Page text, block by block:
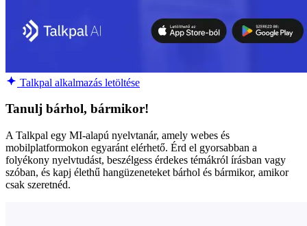
Talkpal alkalmazás letöltése
Tanulj bárhol, bármikor!
A Talkpal egy MI-alapú nyelvtanár, amely webes és
mobilplatformokon egyaránt elérhető. Érd el gyorsabban a
folyékony nyelvtudást, beszélgess érdekes témákról írásban vagy
szóban, és kapj élethű hangüzeneteket bárhol és bármikor, amikor
csak szeretnéd.